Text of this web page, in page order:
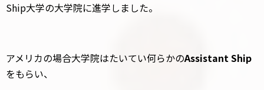
Ship大学の大学院に進学しました。
アメリカの場合大学院はたいてい何らかのAssistant Ship
をもらい、